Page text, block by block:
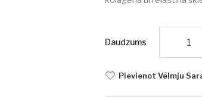
Daudzums
Pievienot Vēlmju